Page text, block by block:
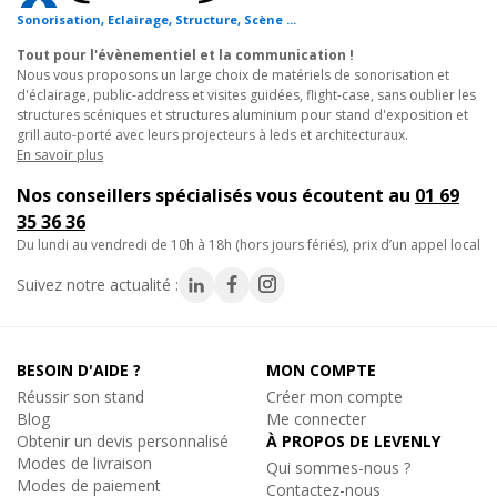
Ajouter au panier
Nouveau
Prolyte
GOUPILLE CCS6-603, Goupille pour Structure Alu
3.60€
Réf. 08009
-12%
M30V-KIT, Kit de jonction pour structure alu
Kit jonction CCS6 structure aluminium 30V
Remise
TTC
Sonorisation, Eclairage, Structure, Scène ...
Tout pour l'évènementiel et la communication !
Nous vous proposons un large choix de matériels de sonorisation et
d'éclairage, public-address et visites guidées, flight-case, sans oublier les
structures scéniques et structures aluminium pour stand d'exposition et
grill auto-porté avec leurs projecteurs à leds et architecturaux.
En savoir plus
Nos conseillers spécialisés vous écoutent au 01 69
35 36 36
du lundi au vendredi de 10h à 18h (hors jours fériés), prix d’un appel local
Suivez notre actualité :
BESOIN D'AIDE ?
Réussir son stand
Blog
Obtenir un devis personnalisé
Modes de livraison
Modes de paiement
MON COMPTE
Créer mon compte
Me connecter
À PROPOS DE LEVENLY
Qui sommes-nous ?
Contactez-nous